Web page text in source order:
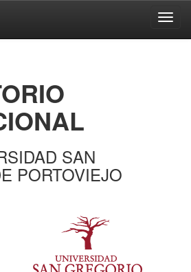
SAN
PORTOVIEJO